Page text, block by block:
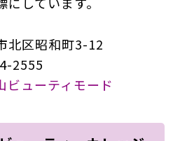
北区昭和町3-12
2555
ビューティモード